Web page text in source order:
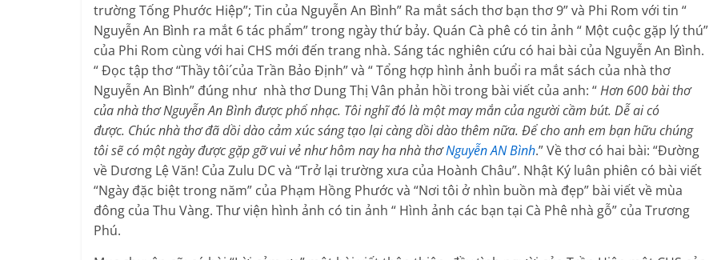
trường Tống Phước Hiệp”; Tin của Nguyễn An Bình” Ra mắt sách thơ bạn thơ 9” và Phi Rom với tin “
Nguyễn An Bình ra mắt 6 tác phẩm” trong ngày thứ bảy. Quán Cà phê có tin ảnh “ Một cuộc gặp lý thú”
của Phi Rom cùng với hai CHS mới đến trang nhà. Sáng tác nghiên cứu có hai bài của Nguyễn An Bình.
“ Đọc tập thơ “Thầy tôi´của Trần Bảo Định” và “ Tổng hợp hình ảnh buổi ra mắt sách của nhà thơ
Nguyễn An Bình” đúng như nhà thơ Dung Thị Vân phản hồi trong bài viết của anh: “Hơn 600 bài thơ
của nhà thơ Nguyễn An Bình được phổ nhạc. Tôi nghĩ đó là một may mắn của người cầm bút. Dễ ai có
được. Chúc nhà thơ đã dồi dào cảm xúc sáng tạo lại càng dồi dào thêm nữa. Để cho anh em bạn hữu chúng
tôi sẽ có một ngày được gặp gỡ vui vẻ như hôm nay ha nhà thơNguyễn AN Bình.” Về thơ có hai bài: “Đường
về Dương Lệ Văn! Của Zulu DC và “Trở lại trường xưa của Hoành Châu”. Nhật Ký luân phiên có bài viết
“Ngày đặc biệt trong năm” của Phạm Hồng Phước và “Nơi tôi ở nhìn buồn mà đẹp” bài viết về mùa
đông của Thu Vàng. Thư viện hình ảnh có tin ảnh “ Hình ảnh các bạn tại Cà Phê nhà gỗ” của Trương
Phú.